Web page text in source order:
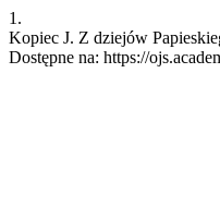
1.
Kopiec J. Z dziejów
Dostępne na: https://